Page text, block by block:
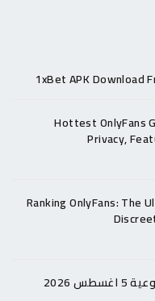
1xBet APK Download
Hottest OnlyFans
Privacy,
Ranking OnlyFans: The
عروض نستو الرياض الاسبوعية 5 اغسطس 2026